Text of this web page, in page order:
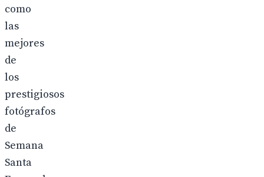
como
las
mejores
de
los
prestigiosos
fotógrafos
de
Semana
Santa